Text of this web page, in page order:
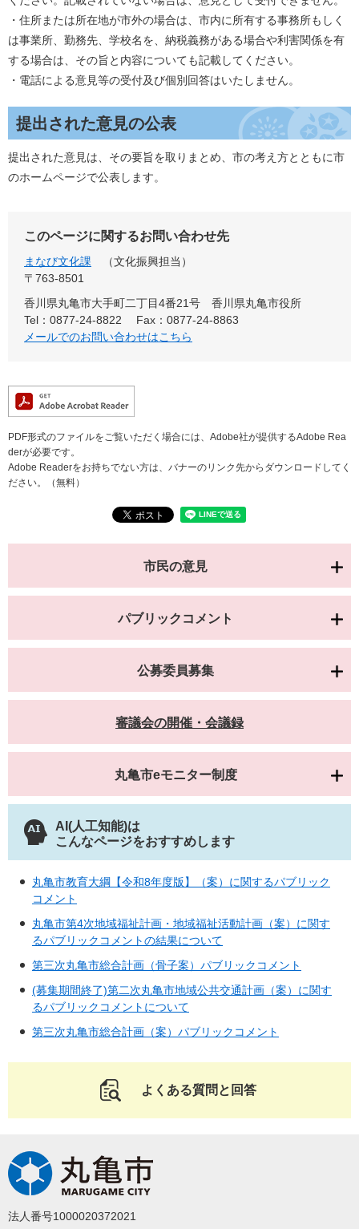
・住所または所在地が市外の場合は、市内に所有する事務所もしく
は事業所、勤務先、学校名を、納税義務がある場合や利害関係を有
する場合は、その旨と内容についても記載してください。
・電話による意見等の受付及び個別回答はいたしません。
提出された意見の公表
提出された意見は、その要旨を取りまとめ、市の考え方とともに市
のホームページで公表します。
このページに関するお問い合わせ先
まなび文化課
文化振興担当
〒763-8501
香川県丸亀市大手町二丁目4番21号 香川県丸亀市役所
Tel：0877-24-8822
Fax：0877-24-8863
メールでのお問い合わせはこちら
PDF形式のファイルをご覧いただく場合には、Adobe社が提供するAdobe Rea
derが必要です。
Adobe Readerをお持ちでない方は、バナーのリンク先からダウンロードしてく
ださい。（無料）
市民の意見
パブリックコメント
公募委員募集
審議会の開催・会議録
丸亀市eモニター制度
AI(人工知能)は
こんなページをおすすめします
丸亀市教育大綱【令和8年度版】（案）に関するパブリック
コメント
丸亀市第4次地域福祉計画・地域福祉活動計画（案）に関す
るパブリックコメントの結果について
第三次丸亀市総合計画（骨子案）パブリックコメント
(募集期間終了)第二次丸亀市地域公共交通計画（案）に関す
るパブリックコメントについて
第三次丸亀市総合計画（案）パブリックコメント
よくある質問と回答
法人番号1000020372021